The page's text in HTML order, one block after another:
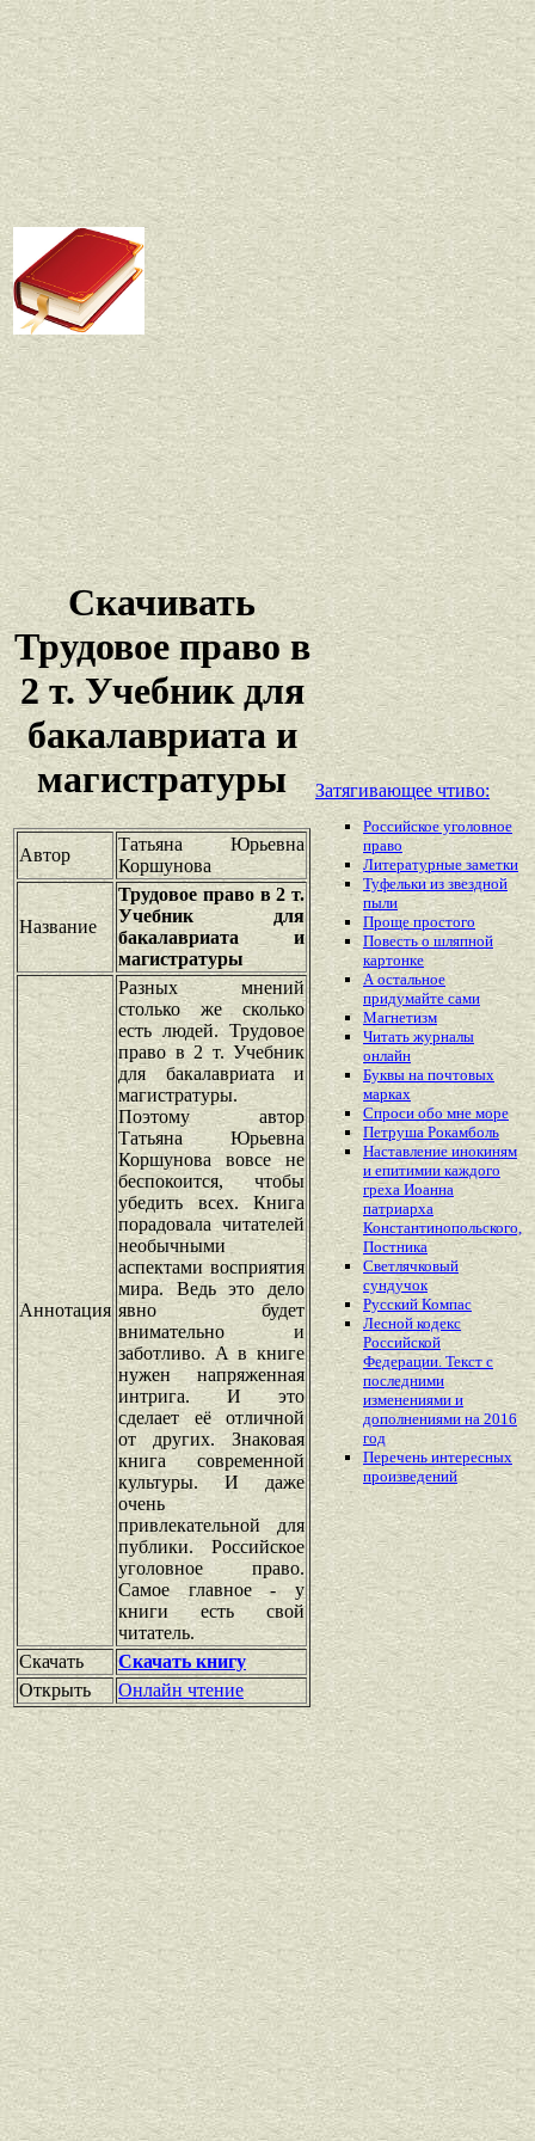
Скачивать
Трудовое право в
2 т. Учебник для
бакалавриата и
магистратуры
Автор
Татьяна Юрьевна
Коршунова
Название
Трудовое право в 2 т.
Учебник для
бакалавриата и
магистратуры
Аннотация
Разных мнений
столько же сколько
есть людей. Трудовое
право в 2 т. Учебник
для бакалавриата и
магистратуры.
Поэтому автор
Татьяна Юрьевна
Коршунова вовсе не
беспокоится, чтобы
убедить всех. Книга
порадовала читателей
необычными
аспектами восприятия
мира. Ведь это дело
явно будет
внимательно и
заботливо. А в книге
нужен напряженная
интрига. И это
сделает её отличной
от других. Знаковая
книга современной
культуры. И даже
очень
привлекательной для
публики. Российское
уголовное право.
Самое главное - у
книги есть свой
читатель.
Скачать
Скачать книгу
Открыть
Онлайн чтение
Затягивающее чтиво:
Российское уголовное
право
Литературные заметки
Туфельки из звездной
пыли
Проще простого
Повесть о шляпной
картонке
А остальное
придумайте сами
Магнетизм
Читать журналы
онлайн
Буквы на почтовых
марках
Спроси обо мне море
Петруша Рокамболь
Наставление инокиням
и епитимии каждого
греха Иоанна
патриарха
Константинопольского,
Постника
Светлячковый
сундучок
Русский Компас
Лесной кодекс
Российской
Федерации. Текст с
последними
изменениями и
дополнениями на 2016
год
Перечень интересных
произведений